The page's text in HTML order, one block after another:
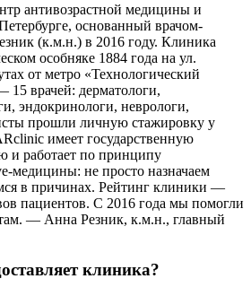
антивозрастной медицины и
основанный врачом-
(к.м.н.) в 2016 году. Клиника
особняке 1884 года на ул.
от метро «Технологический
15 врачей: дерматологи,
эндокринологи, неврологи,
прошли личную стажировку у
имеет государственную
и работает по принципу
медицины: не просто назначаем
в причинах. Рейтинг клиники —
пациентов. С 2016 года мы помогли
— Анна Резник, к.м.н., главный
клиника?